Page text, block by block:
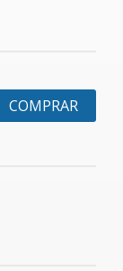
COMPRAR